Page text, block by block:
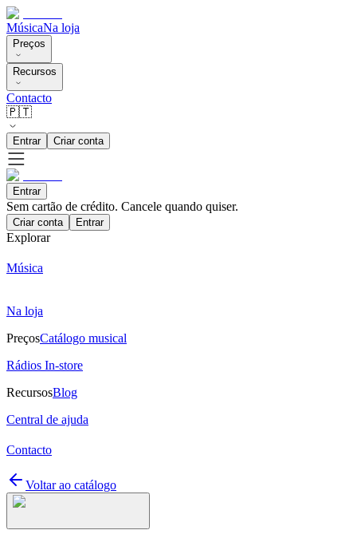
MúsicaNa loja
Preços
Recursos
Contacto
🇵🇹
Entrar Criar conta
Entrar
Sem cartão de crédito. Cancele quando quiser.
Criar conta Entrar
Explorar
Música
Na loja
PreçosCatálogo musical
Rádios In-store
RecursosBlog
Central de ajuda
Contacto
Voltar ao catálogo